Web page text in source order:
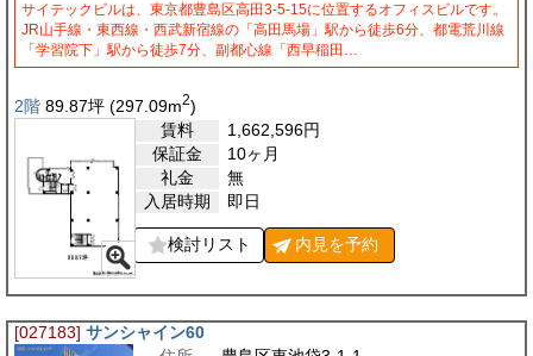
サイテックビルは、東京都豊島区高田3-5-15に位置するオフィスビルです。
JR山手線・東西線・西武新宿線の「高田馬場」駅から徒歩6分、都電荒川線
「学習院下」駅から徒歩7分、副都心線「西早稲田…
2階 89.87坪 (297.09m2)
賃料
1,662,596円
保証金
10ヶ月
礼金
無
入居時期
即日
検討リスト 内見を予約
[027183] サンシャイン60